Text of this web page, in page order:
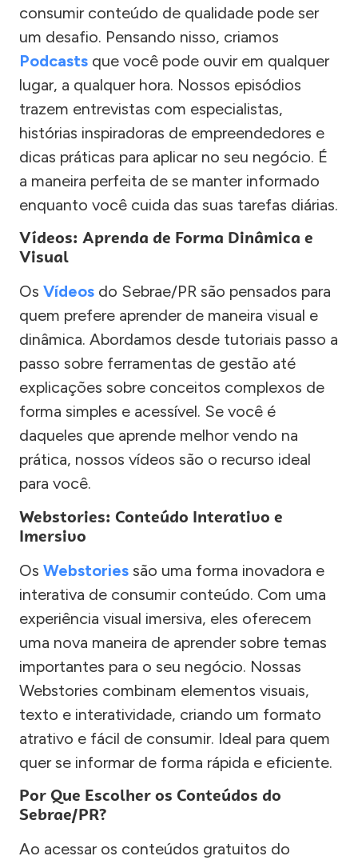
consumir conteúdo de qualidade pode ser
um desafio. Pensando nisso, criamos
Podcasts que você pode ouvir em qualquer
lugar, a qualquer hora. Nossos episódios
trazem entrevistas com especialistas,
histórias inspiradoras de empreendedores e
dicas práticas para aplicar no seu negócio. É
a maneira perfeita de se manter informado
enquanto você cuida das suas tarefas diárias.
Vídeos: Aprenda de Forma Dinâmica e
Visual
Os Vídeos do Sebrae/PR são pensados para
quem prefere aprender de maneira visual e
dinâmica. Abordamos desde tutoriais passo a
passo sobre ferramentas de gestão até
explicações sobre conceitos complexos de
forma simples e acessível. Se você é
daqueles que aprende melhor vendo na
prática, nossos vídeos são o recurso ideal
para você.
Webstories: Conteúdo Interativo e
Imersivo
Os Webstories são uma forma inovadora e
interativa de consumir conteúdo. Com uma
experiência visual imersiva, eles oferecem
uma nova maneira de aprender sobre temas
importantes para o seu negócio. Nossas
Webstories combinam elementos visuais,
texto e interatividade, criando um formato
atrativo e fácil de consumir. Ideal para quem
quer se informar de forma rápida e eficiente.
Por Que Escolher os Conteúdos do
Sebrae/PR?
Ao acessar os conteúdos gratuitos do